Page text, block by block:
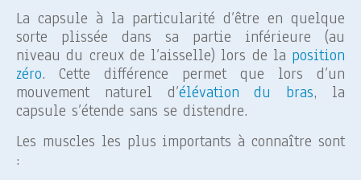
La capsule à la particularité d’être en quelque
sorte plissée dans sa partie inférieure (au
niveau du creux de l’aisselle) lors de la position
zéro. Cette différence permet que lors d’un
mouvement naturel d’élévation du bras, la
capsule s’étende sans se distendre.
Les muscles les plus importants à connaître sont
: